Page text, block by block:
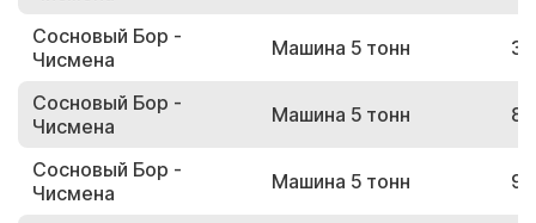
Сосновый Бор -
Чисмена
Машина 5 тонн
Сосновый Бор -
Чисмена
Машина 5 тонн
Сосновый Бор -
Чисмена
Машина 5 тонн